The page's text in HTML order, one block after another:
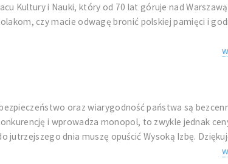
Kultury i Nauki, który od 70 lat góruje nad
czy macie odwagę bronić polskiej pamięci i
oraz wiarygodność państwa są
i wprowadza monopol, to zwykle jednak
jutrzejszego dnia muszę opuścić Wysoką Izbę.